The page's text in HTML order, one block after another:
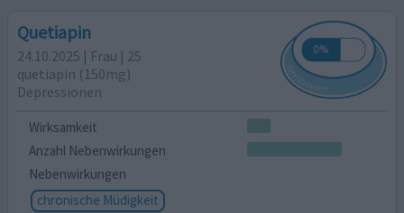
Quetiapin
24.10.2025 | Frau | 25
quetiapin (150mg)
Depressionen
Wirksamkeit
Anzahl Nebenwirkungen
Nebenwirkungen
chronische Müdigkeit